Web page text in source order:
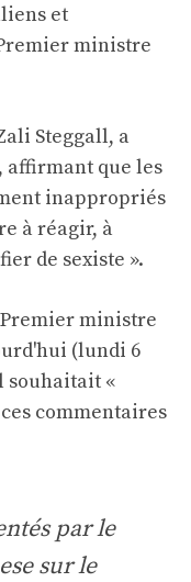
et
ministre
Steggall, a
que les
inappropriés
à réagir, à
de sexiste ».
ministre
(lundi 6
souhaitait «
commentaires
par le
sur le